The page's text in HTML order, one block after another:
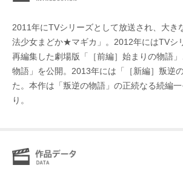
2011年にTVシリーズとして放送され、大き
法少女まどか★マギカ」。2012年にはTVシ
再編集した劇場版「［前編］始まりの物語
物語」を公開。2013年には「［新編］叛逆
た。本作は「叛逆の物語」の正続なる続編
り。